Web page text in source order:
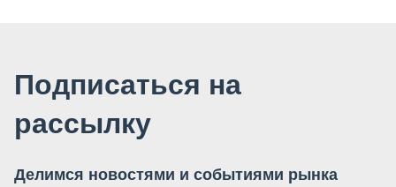
Подписаться на
рассылку
Делимся новостями и событиями рынка